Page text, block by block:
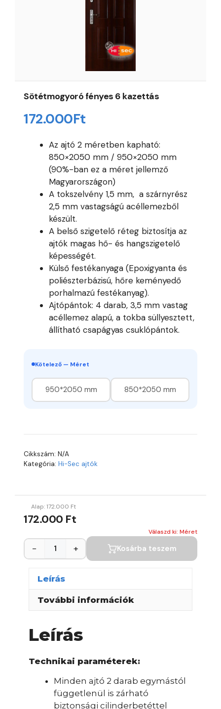
Sötétmogyoró fényes 6 kazettás
172.000Ft
Az ajtó 2 méretben kapható:
850×2050 mm / 950×2050 mm
(90%-ban ez a méret jellemző
Magyarországon)
A tokszelvény 1,5 mm, a szárnyrész
2,5 mm vastagságú acéllemezből
készült.
A belső szigetelő réteg biztosítja az
ajtók magas hő- és hangszigetelő
képességét.
Külső festékanyaga (Epoxigyanta és
poliészterbázisú, hőre keményedő
porhalmazú festékanyag).
Ajtópántok: 4 darab, 3,5 mm vastag
acéllemez alapú, a tokba süllyesztett,
állítható csapágyas csuklópántok.
Kötelező — Méret
950*2050 mm 850*2050 mm
Cikkszám: N/A
Kategória: Hi-Sec ajtók
Alap:172.000 Ft
172.000 Ft
Válaszd ki: Méret
− + Kosárba teszem
Leírás
További információk
Leírás
Technikai paraméterek:
Minden ajtó 2 darab egymástól
függetlenül is zárható
biztonsági cilinderbetéttel